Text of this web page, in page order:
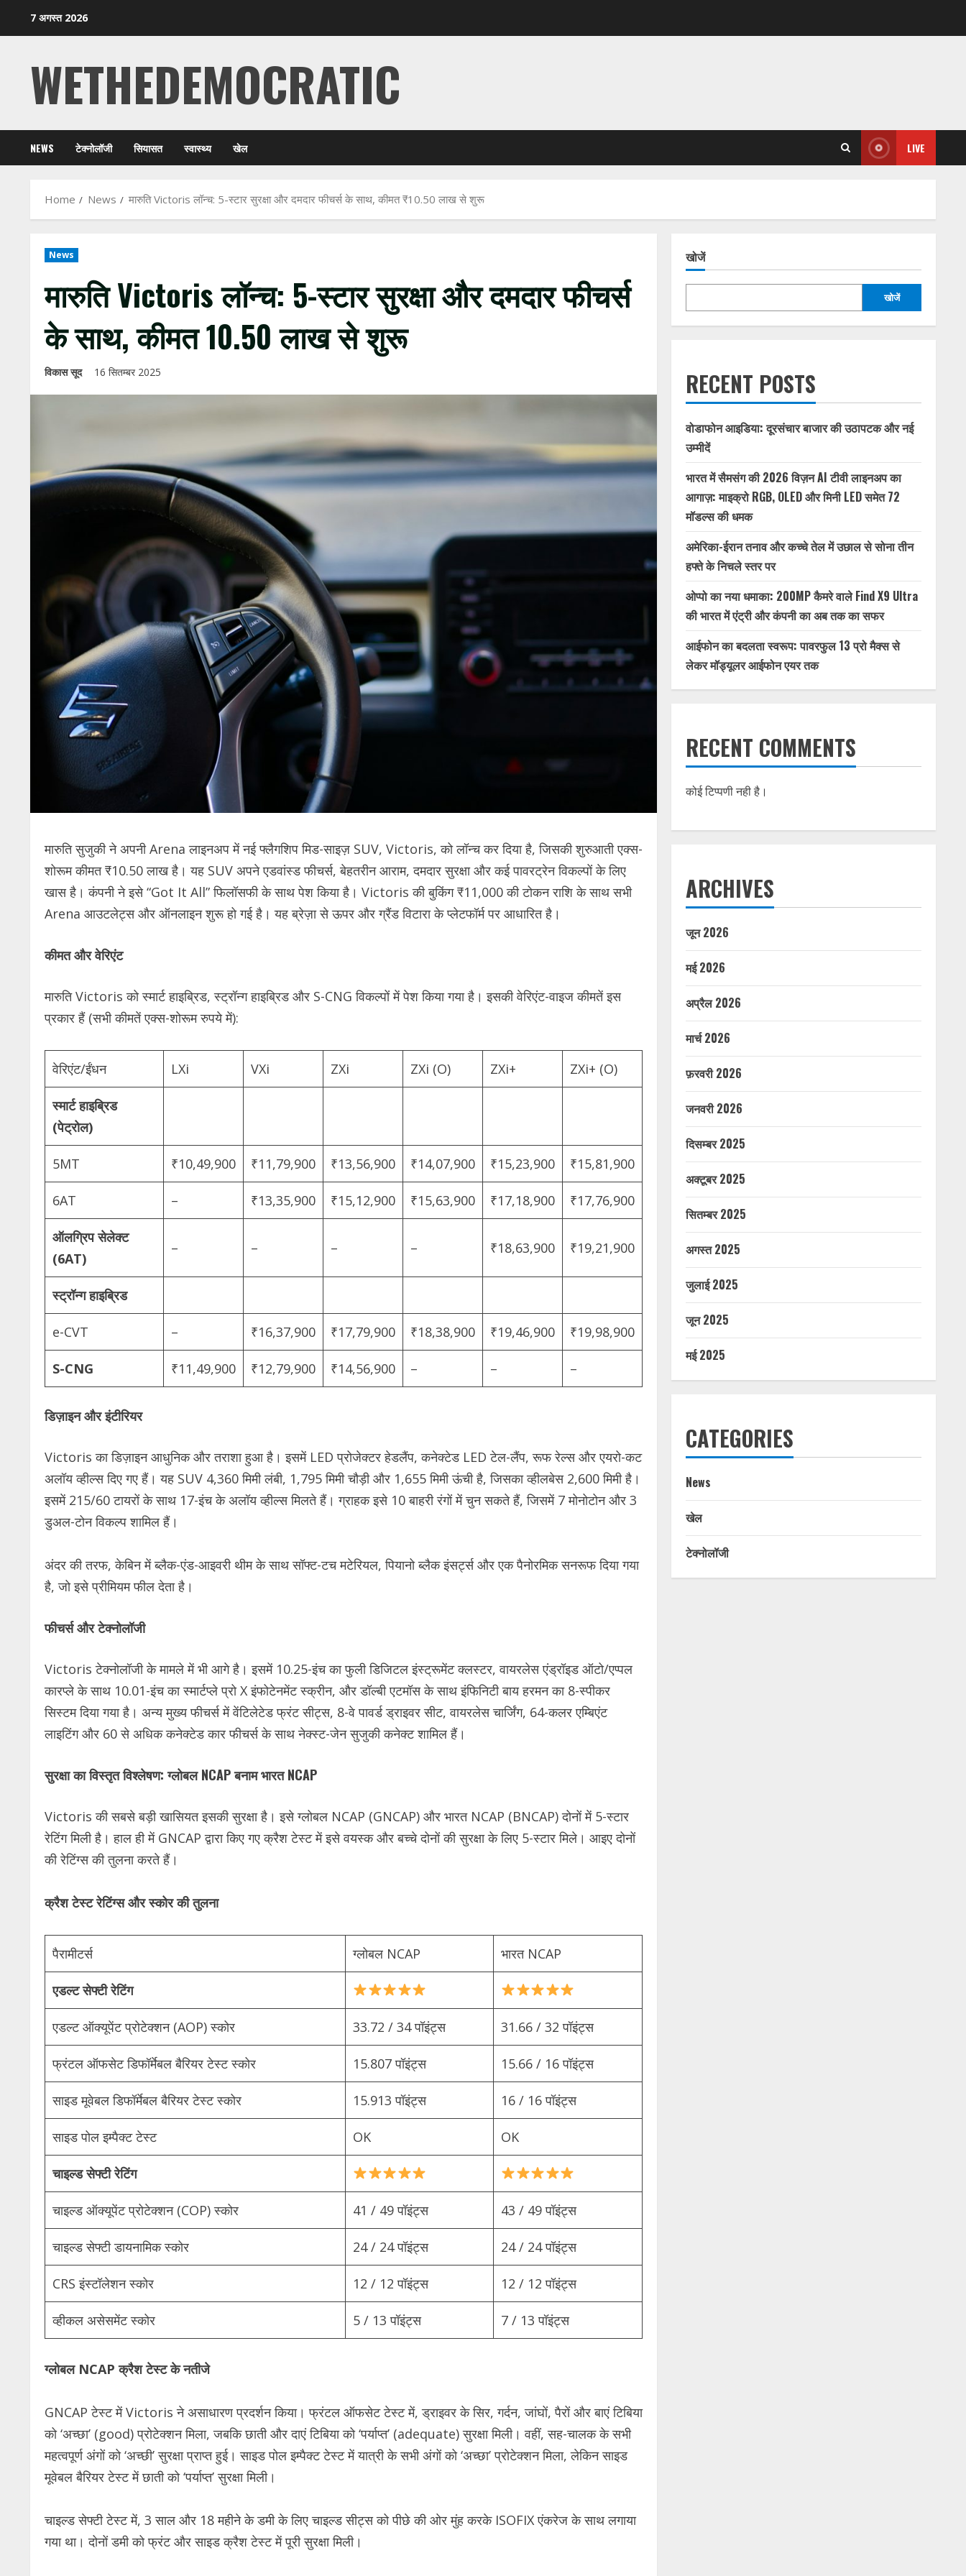
7 अगस्त 2026
WETHEDEMOCRATIC
NEWS टेक्नोलॉजी सियासत स्वास्थ्य खेल LIVE
Home News मारुति Victoris लॉन्च: 5-स्टार सुरक्षा और दमदार फीचर्स के साथ, कीमत ₹10.50 लाख से शुरू
News
मारुति Victoris लॉन्च: 5-स्टार सुरक्षा और दमदार फीचर्स
के साथ, कीमत ₹10.50 लाख से शुरू
विकास सूद 16 सितम्बर 2025
मारुति सुजुकी ने अपनी Arena लाइनअप में नई फ्लैगशिप मिड-साइज़ SUV, Victoris, को लॉन्च कर दिया है, जिसकी शुरुआती एक्स-
शोरूम कीमत ₹10.50 लाख है। यह SUV अपने एडवांस्ड फीचर्स, बेहतरीन आराम, दमदार सुरक्षा और कई पावरट्रेन विकल्पों के लिए
खास है। कंपनी ने इसे “Got It All” फिलॉसफी के साथ पेश किया है। Victoris की बुकिंग ₹11,000 की टोकन राशि के साथ सभी
Arena आउटलेट्स और ऑनलाइन शुरू हो गई है। यह ब्रेज़ा से ऊपर और ग्रैंड विटारा के प्लेटफॉर्म पर आधारित है।
कीमत और वेरिएंट
मारुति Victoris को स्मार्ट हाइब्रिड, स्ट्रॉन्ग हाइब्रिड और S-CNG विकल्पों में पेश किया गया है। इसकी वेरिएंट-वाइज कीमतें इस
प्रकार हैं (सभी कीमतें एक्स-शोरूम रुपये में):
वेरिएंट/ईंधन LXi VXi ZXi ZXi (O) ZXi+ ZXi+ (O)
स्मार्ट हाइब्रिड
(पेट्रोल)
5MT ₹10,49,900 ₹11,79,900 ₹13,56,900 ₹14,07,900 ₹15,23,900 ₹15,81,900
6AT – ₹13,35,900 ₹15,12,900 ₹15,63,900 ₹17,18,900 ₹17,76,900
ऑलग्रिप सेलेक्ट
(6AT)
– – – – ₹18,63,900 ₹19,21,900
स्ट्रॉन्ग हाइब्रिड
e-CVT – ₹16,37,900 ₹17,79,900 ₹18,38,900 ₹19,46,900 ₹19,98,900
S-CNG ₹11,49,900 ₹12,79,900 ₹14,56,900 – – –
डिज़ाइन और इंटीरियर
Victoris का डिज़ाइन आधुनिक और तराशा हुआ है। इसमें LED प्रोजेक्टर हेडलैंप, कनेक्टेड LED टेल-लैंप, रूफ रेल्स और एयरो-कट
अलॉय व्हील्स दिए गए हैं। यह SUV 4,360 मिमी लंबी, 1,795 मिमी चौड़ी और 1,655 मिमी ऊंची है, जिसका व्हीलबेस 2,600 मिमी है।
इसमें 215/60 टायरों के साथ 17-इंच के अलॉय व्हील्स मिलते हैं। ग्राहक इसे 10 बाहरी रंगों में चुन सकते हैं, जिसमें 7 मोनोटोन और 3
डुअल-टोन विकल्प शामिल हैं।
अंदर की तरफ, केबिन में ब्लैक-एंड-आइवरी थीम के साथ सॉफ्ट-टच मटेरियल, पियानो ब्लैक इंसर्ट्स और एक पैनोरमिक सनरूफ दिया गया
है, जो इसे प्रीमियम फील देता है।
फीचर्स और टेक्नोलॉजी
Victoris टेक्नोलॉजी के मामले में भी आगे है। इसमें 10.25-इंच का फुली डिजिटल इंस्ट्रूमेंट क्लस्टर, वायरलेस एंड्रॉइड ऑटो/एप्पल
कारप्ले के साथ 10.01-इंच का स्मार्टप्ले प्रो X इंफोटेनमेंट स्क्रीन, और डॉल्बी एटमॉस के साथ इंफिनिटी बाय हरमन का 8-स्पीकर
सिस्टम दिया गया है। अन्य मुख्य फीचर्स में वेंटिलेटेड फ्रंट सीट्स, 8-वे पावर्ड ड्राइवर सीट, वायरलेस चार्जिंग, 64-कलर एम्बिएंट
लाइटिंग और 60 से अधिक कनेक्टेड कार फीचर्स के साथ नेक्स्ट-जेन सुजुकी कनेक्ट शामिल हैं।
सुरक्षा का विस्तृत विश्लेषण: ग्लोबल NCAP बनाम भारत NCAP
Victoris की सबसे बड़ी खासियत इसकी सुरक्षा है। इसे ग्लोबल NCAP (GNCAP) और भारत NCAP (BNCAP) दोनों में 5-स्टार
रेटिंग मिली है। हाल ही में GNCAP द्वारा किए गए क्रैश टेस्ट में इसे वयस्क और बच्चे दोनों की सुरक्षा के लिए 5-स्टार मिले। आइए दोनों
की रेटिंग्स की तुलना करते हैं।
क्रैश टेस्ट रेटिंग्स और स्कोर की तुलना
पैरामीटर्स ग्लोबल NCAP भारत NCAP
एडल्ट सेफ्टी रेटिंग
एडल्ट ऑक्यूपेंट प्रोटेक्शन (AOP) स्कोर 33.72 / 34 पॉइंट्स 31.66 / 32 पॉइंट्स
फ्रंटल ऑफसेट डिफॉर्मेबल बैरियर टेस्ट स्कोर 15.807 पॉइंट्स 15.66 / 16 पॉइंट्स
साइड मूवेबल डिफॉर्मेबल बैरियर टेस्ट स्कोर 15.913 पॉइंट्स 16 / 16 पॉइंट्स
साइड पोल इम्पैक्ट टेस्ट OK OK
चाइल्ड सेफ्टी रेटिंग
चाइल्ड ऑक्यूपेंट प्रोटेक्शन (COP) स्कोर 41 / 49 पॉइंट्स 43 / 49 पॉइंट्स
चाइल्ड सेफ्टी डायनामिक स्कोर 24 / 24 पॉइंट्स 24 / 24 पॉइंट्स
CRS इंस्टॉलेशन स्कोर 12 / 12 पॉइंट्स 12 / 12 पॉइंट्स
व्हीकल असेसमेंट स्कोर 5 / 13 पॉइंट्स 7 / 13 पॉइंट्स
ग्लोबल NCAP क्रैश टेस्ट के नतीजे
GNCAP टेस्ट में Victoris ने असाधारण प्रदर्शन किया। फ्रंटल ऑफसेट टेस्ट में, ड्राइवर के सिर, गर्दन, जांघों, पैरों और बाएं टिबिया
को ‘अच्छा’ (good) प्रोटेक्शन मिला, जबकि छाती और दाएं टिबिया को ‘पर्याप्त’ (adequate) सुरक्षा मिली। वहीं, सह-चालक के सभी
महत्वपूर्ण अंगों को ‘अच्छी’ सुरक्षा प्राप्त हुई। साइड पोल इम्पैक्ट टेस्ट में यात्री के सभी अंगों को ‘अच्छा’ प्रोटेक्शन मिला, लेकिन साइड
मूवेबल बैरियर टेस्ट में छाती को ‘पर्याप्त’ सुरक्षा मिली।
चाइल्ड सेफ्टी टेस्ट में, 3 साल और 18 महीने के डमी के लिए चाइल्ड सीट्स को पीछे की ओर मुंह करके ISOFIX एंकरेज के साथ लगाया
गया था। दोनों डमी को फ्रंट और साइड क्रैश टेस्ट में पूरी सुरक्षा मिली।
खोजें
खोजें
RECENT POSTS
वोडाफोन आइडिया: दूरसंचार बाजार की उठापटक और नई
उम्मीदें
भारत में सैमसंग की 2026 विज़न AI टीवी लाइनअप का
आगाज़: माइक्रो RGB, OLED और मिनी LED समेत 72
मॉडल्स की धमक
अमेरिका-ईरान तनाव और कच्चे तेल में उछाल से सोना तीन
हफ्ते के निचले स्तर पर
ओप्पो का नया धमाका: 200MP कैमरे वाले Find X9 Ultra
की भारत में एंट्री और कंपनी का अब तक का सफर
आईफोन का बदलता स्वरूप: पावरफुल 13 प्रो मैक्स से
लेकर मॉड्यूलर आईफोन एयर तक
RECENT COMMENTS
कोई टिप्पणी नही है।
ARCHIVES
जून 2026
मई 2026
अप्रैल 2026
मार्च 2026
फ़रवरी 2026
जनवरी 2026
दिसम्बर 2025
अक्टूबर 2025
सितम्बर 2025
अगस्त 2025
जुलाई 2025
जून 2025
मई 2025
CATEGORIES
News
खेल
टेक्नोलॉजी